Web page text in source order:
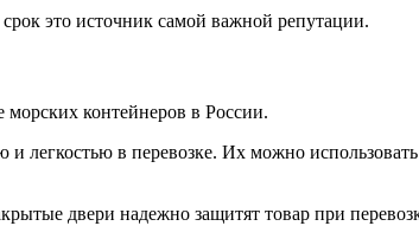
это источник самой важной репутации.
контейнеров в России.
легкостью в перевозке. Их можно
двери надежно защитят товар при